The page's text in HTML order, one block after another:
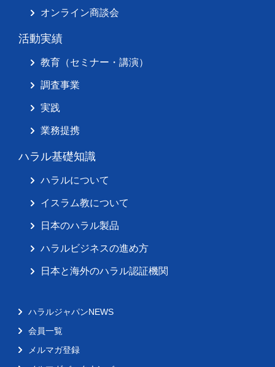
オンライン商談会
活動実績
教育（セミナー・講演）
調査事業
実践
業務提携
ハラル基礎知識
ハラルについて
イスラム教について
日本のハラル製品
ハラルビジネスの進め方
日本と海外のハラル認証機関
ハラルジャパンNEWS
会員一覧
メルマガ登録